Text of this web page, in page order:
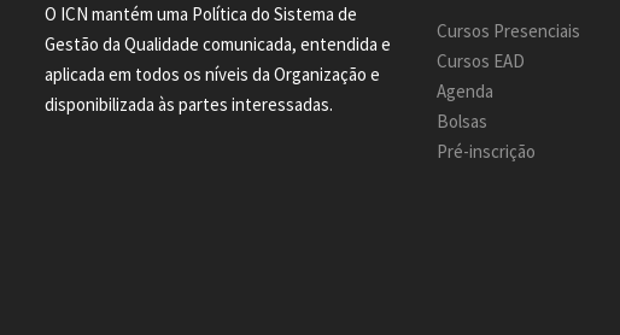
O ICN mantém uma Política do Sistema de
Gestão da Qualidade comunicada, entendida e
aplicada em todos os níveis da Organização e
disponibilizada às partes interessadas.
Cursos Presenciais
Cursos EAD
Agenda
Bolsas
Pré-inscrição